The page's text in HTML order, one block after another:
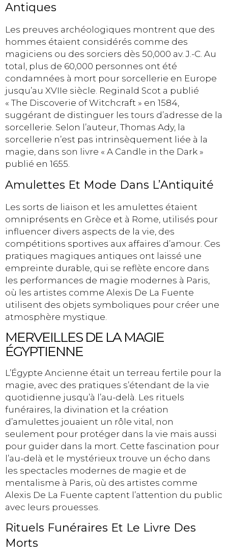
Antiques
Les preuves archéologiques montrent que des
hommes étaient considérés comme des
magiciens ou des sorciers dès 50,000 av. J.-C. Au
total, plus de 60,000 personnes ont été
condamnées à mort pour sorcellerie en Europe
jusqu’au XVIIe siècle. Reginald Scot a publié
« The Discoverie of Witchcraft » en 1584,
suggérant de distinguer les tours d’adresse de la
sorcellerie. Selon l’auteur, Thomas Ady, la
sorcellerie n’est pas intrinsèquement liée à la
magie, dans son livre « A Candle in the Dark »
publié en 1655.
Amulettes Et Mode Dans L’Antiquité
Les sorts de liaison et les amulettes étaient
omniprésents en Grèce et à Rome, utilisés pour
influencer divers aspects de la vie, des
compétitions sportives aux affaires d’amour. Ces
pratiques magiques antiques ont laissé une
empreinte durable, qui se reflète encore dans
les performances de magie modernes à Paris,
où les artistes comme Alexis De La Fuente
utilisent des objets symboliques pour créer une
atmosphère mystique.
MERVEILLES DE LA MAGIE
ÉGYPTIENNE
L’Égypte Ancienne était un terreau fertile pour la
magie, avec des pratiques s’étendant de la vie
quotidienne jusqu’à l’au-delà. Les rituels
funéraires, la divination et la création
d’amulettes jouaient un rôle vital, non
seulement pour protéger dans la vie mais aussi
pour guider dans la mort. Cette fascination pour
l’au-delà et le mystérieux trouve un écho dans
les spectacles modernes de magie et de
mentalisme à Paris, où des artistes comme
Alexis De La Fuente captent l’attention du public
avec leurs prouesses.
Rituels Funéraires Et Le Livre Des
Morts